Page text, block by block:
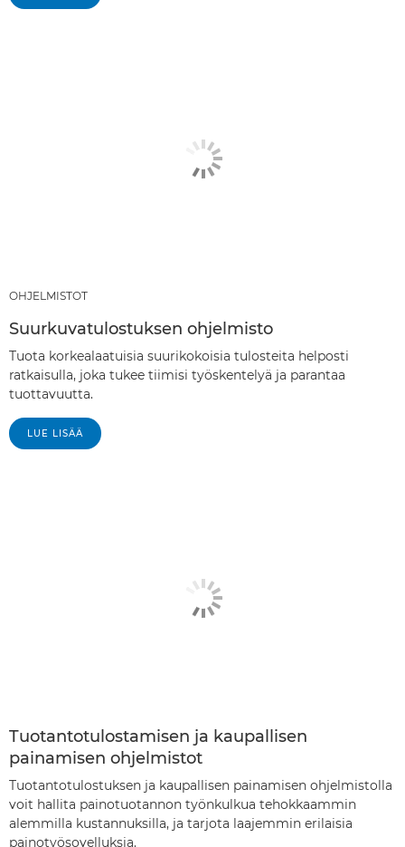
OHJELMISTOT
Suurkuvatulostuksen ohjelmisto
Tuota korkealaatuisia suurikokoisia tulosteita helposti
ratkaisulla, joka tukee tiimisi työskentelyä ja parantaa
tuottavuutta.
LUE LISÄÄ
Tuotantotulostamisen ja kaupallisen
painamisen ohjelmistot
Tuotantotulostuksen ja kaupallisen painamisen ohjelmistolla
voit hallita painotuotannon työnkulkua tehokkaammin
alemmilla kustannuksilla, ja tarjota laajemmin erilaisia
painotyösovelluksia.